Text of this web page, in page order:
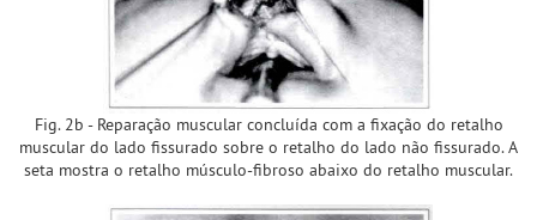
Fig. 2b - Reparação muscular concluída com a fixação do retalho
muscular do lado fissurado sobre o retalho do lado não fissurado. A
seta mostra o retalho músculo-fibroso abaixo do retalho muscular.